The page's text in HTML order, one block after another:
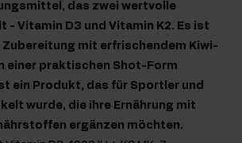
das zwei wertvolle
Vitamin D3 und Vitamin K2. Es ist
mit erfrischendem Kiwi-
einer praktischen Shot-Form
ein Produkt, das für Sportler und
wurde, die ihre Ernährung mit
ergänzen möchten.